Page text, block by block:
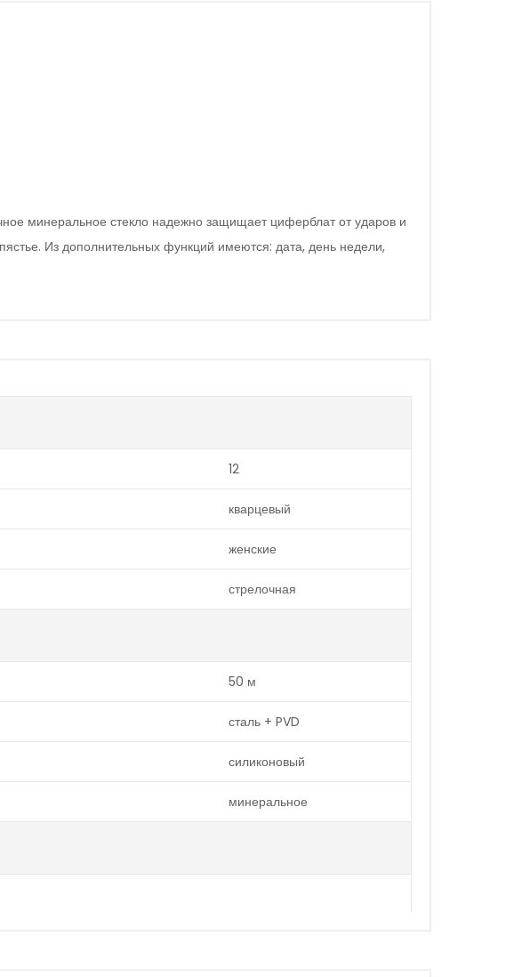
минеральное стекло надежно защищает циферблат от ударов и
Из дополнительных функций имеются: дата, день недели,
12
кварцевый
женские
стрелочная
50 м
сталь + PVD
силиконовый
минеральное